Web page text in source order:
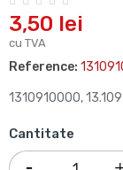
3,50 lei
cu TVA
Reference:
1310910000,
Cantitate